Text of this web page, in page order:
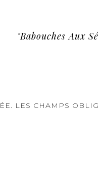
"Babouches Aux
LES CHAMPS